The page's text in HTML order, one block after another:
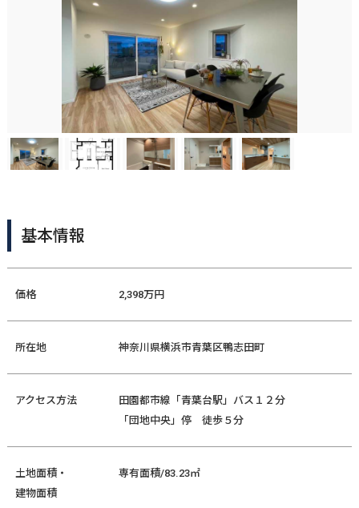
基本情報
価格 2,398万円
所在地 神奈川県横浜市青葉区鴨志田町
アクセス方法
田園都市線「青葉台駅」バス１２分
「団地中央」停 徒歩５分
土地面積・
建物面積
専有面積/83.23㎡